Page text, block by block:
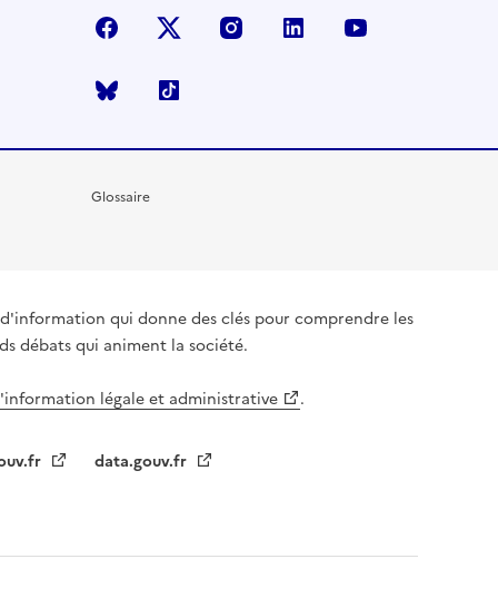
facebook X (anciennement Twitter)
instagramlinkedin
Bluesky
Glossaire
qui donne des clés pour comprendre les
débats qui animent la société.
légale et administrative .
data.gouv.fr